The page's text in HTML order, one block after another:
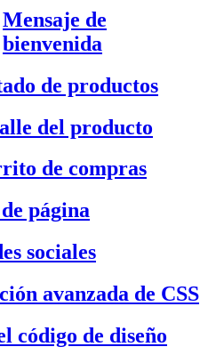
Mensaje de
bienvenida
de productos
del producto
de compras
página
sociales
avanzada de CSS
código de diseño